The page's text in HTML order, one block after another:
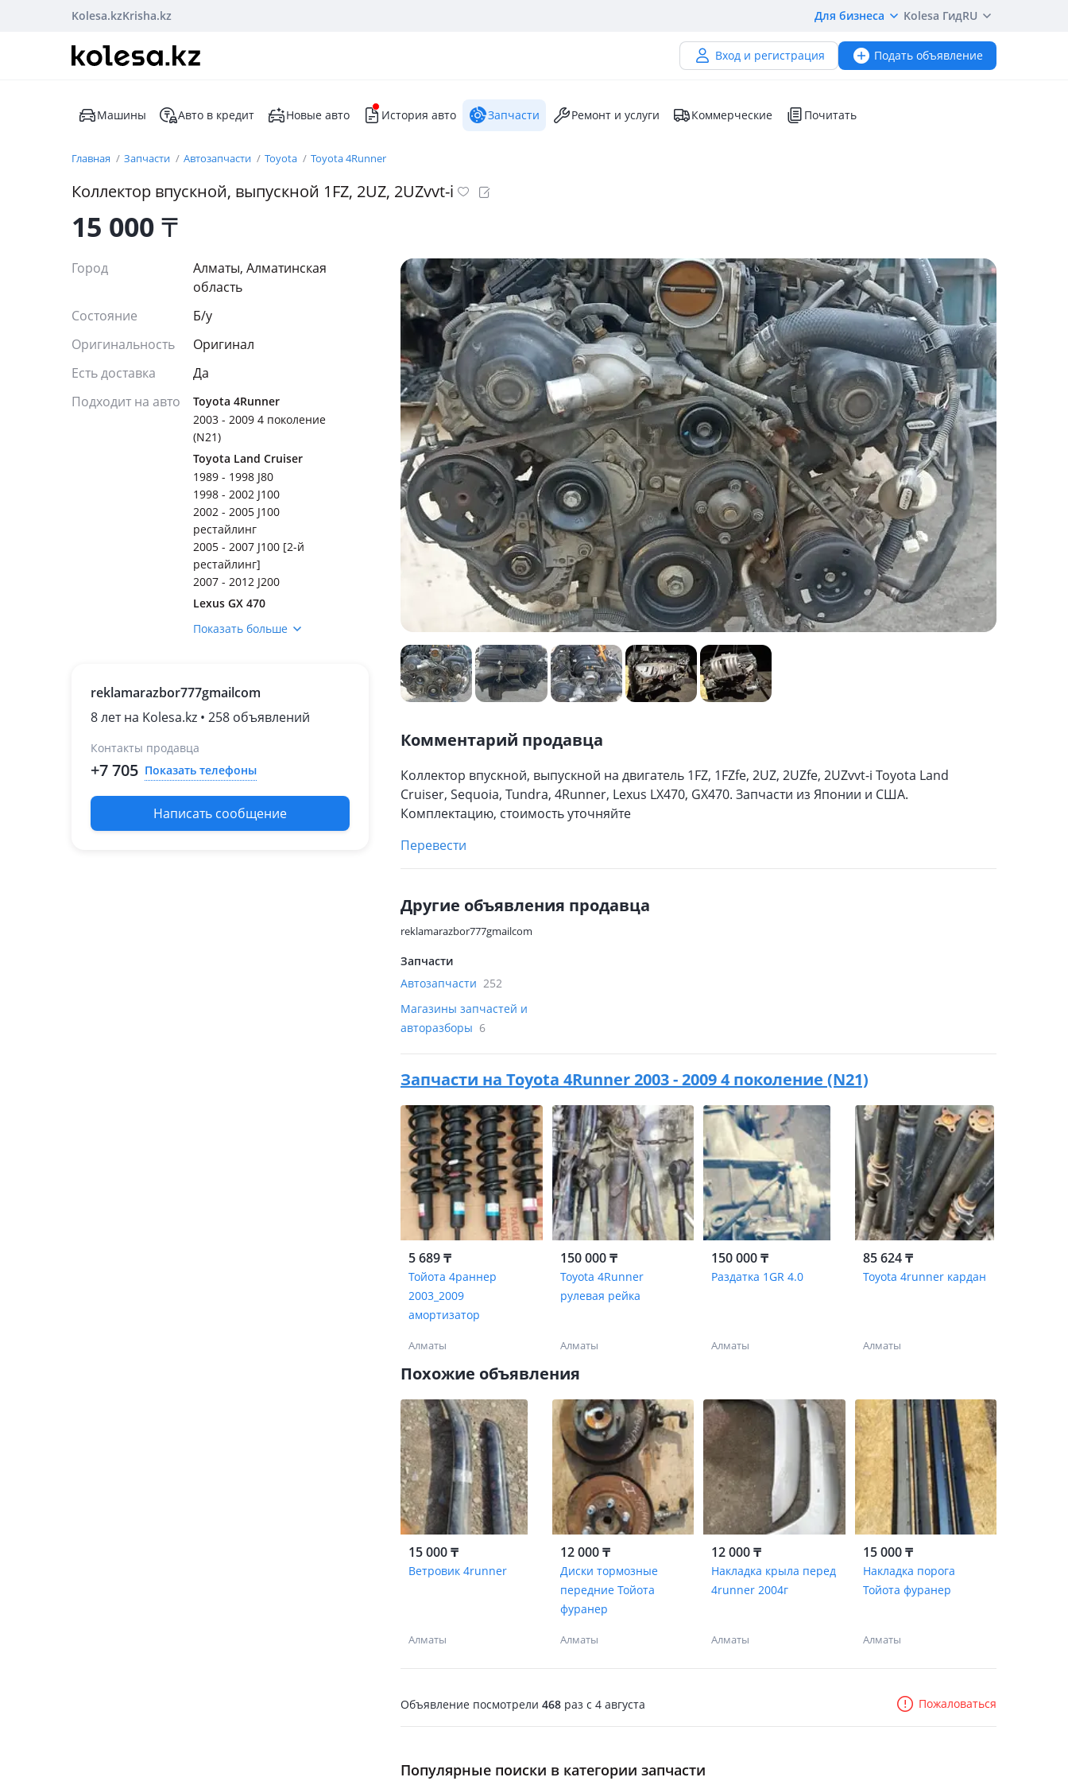
Kolesa.kzKrisha.kz Для бизнеса Kolesa ГидRU
Вход и регистрация Подать объявление
Машины Авто в кредит Новые авто История авто Запчасти Ремонт и услуги Коммерческие Почитать
Главная Запчасти Автозапчасти Toyota Toyota 4Runner
Коллектор впускной, выпускной 1FZ, 2UZ, 2UZvvt-i
15 000₸
Город
Алматы, Алматинская
область
Состояние
Б/y
Оригинальность
Оригинал
Есть доставка
Да
Подходит на авто
Toyota 4Runner
2003 - 2009 4 поколение
(N21)
Toyota Land Cruiser
1989 - 1998 J80
1998 - 2002 J100
2002 - 2005 J100
рестайлинг
2005 - 2007 J100 [2-й
рестайлинг]
2007 - 2012 J200
Lexus GX 470
2002 - 2009 1 поколение
1998 - 2002 2 поколение
(UZJ100)
Показать больше
reklamarazbor777gmailcom
8 лет на Kolesa.kz • 258 объявлений
Контакты продавца
+7 705 Показать телефоны
Написать сообщение
Комментарий продавца
Коллектор впускной, выпускной на двигатель 1FZ, 1FZfe, 2UZ, 2UZfe, 2UZvvt-i Toyota Land
Cruiser, Sequoia, Tundra, 4Runner, Lexus LX470, GX470. Запчасти из Японии и США.
Комплектацию, стоимость уточняйте
Перевести
Другие объявления продавца
reklamarazbor777gmailcom
Запчасти
Автозапчасти 252
Магазины запчастей и
авторазборы 6
Запчасти на Toyota 4Runner 2003 - 2009 4 поколение (N21)
5 689 ₸
Тойота 4раннер
2003_2009
амортизатор
Алматы
150 000 ₸
Toyota 4Runner
рулевая рейка
Алматы
150 000 ₸
Раздатка 1GR 4.0
Алматы
85 624 ₸
Toyota 4runner кардан
Алматы
Похожие объявления
15 000 ₸
Ветровик 4runner
Алматы
12 000 ₸
Диски тормозные
передние Тойота
фуранер
Алматы
12 000 ₸
Накладка крыла перед
4runner 2004г
Алматы
15 000 ₸
Накладка порога
Тойота фуранер
Алматы
Объявление посмотрели 468 раз c 4 августа Пожаловаться
Популярные поиски в категории запчасти